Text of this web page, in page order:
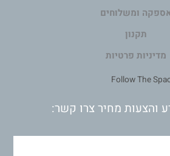
ומשלוחים
תקנון
מדיניות פרטיות
והצעות מחיר צרו קשר: